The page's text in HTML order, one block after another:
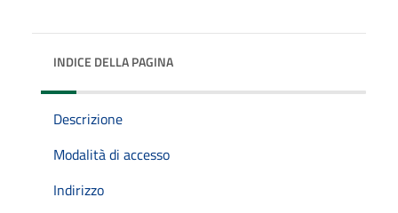
INDICE DELLA PAGINA
Descrizione
Modalità di accesso
Indirizzo